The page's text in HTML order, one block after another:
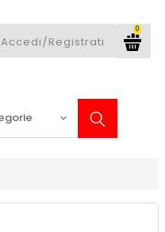
0
Accedi/Registrati